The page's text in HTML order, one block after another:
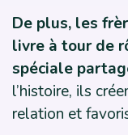
De plus, les
livre à tour de
spéciale
l’histoire, ils
relation et